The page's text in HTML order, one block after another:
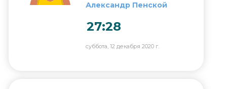
Александр Пенской
27:28
суббота, 12 декабря 2020 г.